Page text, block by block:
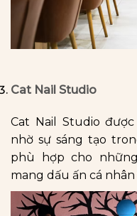
Cat Nail Studio
Cat Nail Studio
nhờ sự sáng tạo
phù hợp cho
mang dấu ấn cá